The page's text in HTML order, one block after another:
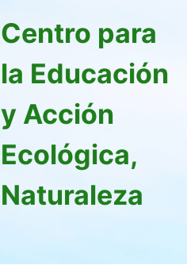
Centro para
la Educación
y Acción
Ecológica,
Naturaleza